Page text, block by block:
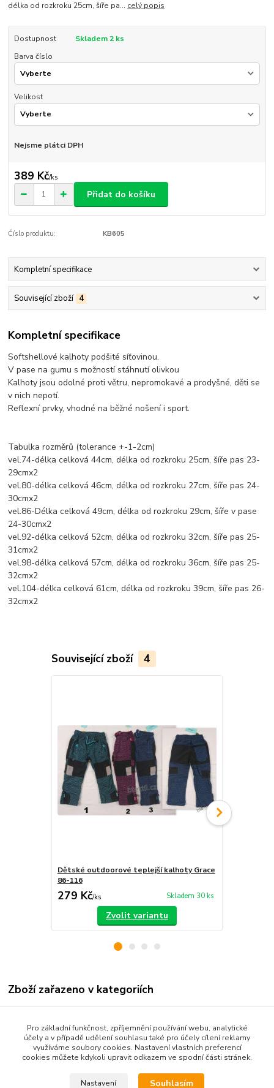
délka od rozkroku 25cm, šíře pa... celý popis
Dostupnost
Skladem 2 ks
Barva číslo
Velikost
Nejsme plátci DPH
389 Kč/ks
Přidat do košíku
Číslo produktu: KB605
Kompletní specifikace
Související zboží 4
Kompletní specifikace
Softshellové kalhoty podšité síťovinou.
V pase na gumu s možností stáhnutí olivkou
Kalhoty jsou odolné proti větru, nepromokavé a prodyšné, děti se
v nich nepotí.
Reflexní prvky, vhodné na běžné nošení i sport.
Tabulka rozměrů (tolerance +-1-2cm)
vel.74-délka celková 44cm, délka od rozkroku 25cm, šíře pas 23-
29cmx2
vel.80-délka celková 46cm, délka od rozkroku 27cm, šíře pas 24-
30cmx2
vel.86-Délka celková 49cm, délka od rozkroku 29cm, šíře v pase
24-30cmx2
vel.92-délka celková 52cm, délka od rozkroku 32cm, šíře pas 25-
31cmx2
vel.98-délka celková 57cm, délka od rozkroku 36cm, šíře pas 25-
32cmx2
vel.104-délka celková 61cm, délka od rozkroku 39cm, šíře pas 26-
32cmx2
Související zboží 4
Dětské outdoorové teplejší kalhoty Grace
86-116
279 Kč/ks Skladem 30 ks
Zvolit variantu
Zboží zařazeno v kategoriích
Kojenecké oblečení 68-92
Dětské kalhoty
Pro základní funkčnost, zpříjemnění používání webu, analytické
účely a v případě udělení souhlasu také pro účely cílení reklamy
využíváme soubory cookies. Nastavení vlastních preferencí
cookies můžete kdykoli upravit odkazem ve spodní části stránek.
Nastavení Souhlasím